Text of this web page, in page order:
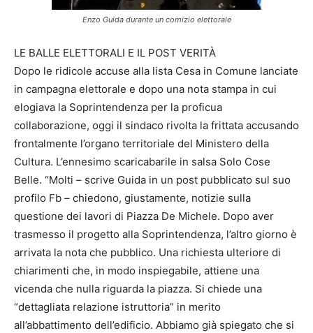
Enzo Guida durante un comizio elettorale
LE BALLE ELETTORALI E IL POST VERITÀ
Dopo le ridicole accuse alla lista Cesa in Comune lanciate
in campagna elettorale e dopo una nota stampa in cui
elogiava la Soprintendenza per la proficua
collaborazione, oggi il sindaco rivolta la frittata accusando
frontalmente l’organo territoriale del Ministero della
Cultura. L’ennesimo scaricabarile in salsa Solo Cose
Belle. “Molti – scrive Guida in un post pubblicato sul suo
profilo Fb – chiedono, giustamente, notizie sulla
questione dei lavori di Piazza De Michele. Dopo aver
trasmesso il progetto alla Soprintendenza, l’altro giorno è
arrivata la nota che pubblico. Una richiesta ulteriore di
chiarimenti che, in modo inspiegabile, attiene una
vicenda che nulla riguarda la piazza. Si chiede una
“dettagliata relazione istruttoria” in merito
all’abbattimento dell’edificio. Abbiamo già spiegato che si